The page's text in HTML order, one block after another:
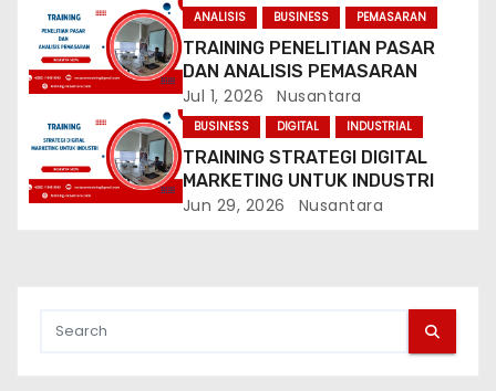
o
n
ANALISIS BUSINESS PEMASARAN
TRAINING PENELITIAN PASAR
DAN ANALISIS PEMASARAN
Jul 1, 2026 Nusantara
BUSINESS DIGITAL INDUSTRIAL
TRAINING STRATEGI DIGITAL
MARKETING UNTUK INDUSTRI
Jun 29, 2026 Nusantara